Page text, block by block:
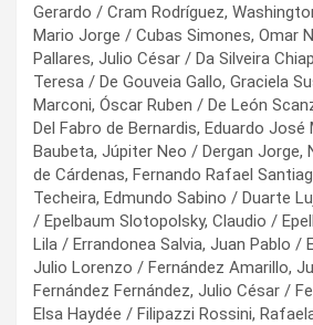
Gerardo / Cram Rodríguez,
Mario Jorge / Cubas Simones, Omar
Pallares, Julio César / Da Silveira
Teresa / De Gouveia Gallo, Graciela
Marconi, Óscar Ruben / De León
Del Fabro de Bernardis, Eduardo José
Baubeta, Júpiter Neo / Dergan Jorge,
de Cárdenas, Fernando Rafael
Techeira, Edmundo Sabino / Duarte
/ Epelbaum Slotopolsky, Claudio /
Lila / Errandonea Salvia, Juan Pablo /
Julio Lorenzo / Fernández Amarillo,
Fernández Fernández, Julio César /
Elsa Haydée / Filipazzi Rossini,